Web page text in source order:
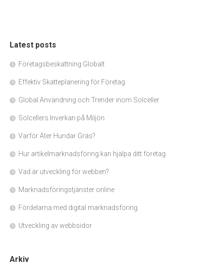
Latest posts
Företagsbeskattning Globalt
Effektiv Skatteplanering för Företag
Global Användning och Trender inom Solceller
Solcellers Inverkan på Miljön
Varför Äter Hundar Gräs?
Hur artikelmarknadsföring kan hjälpa ditt företag
Vad är utveckling för webben?
Marknadsföringstjänster online
Fördelarna med digital marknadsföring
Utveckling av webbsidor
Arkiv